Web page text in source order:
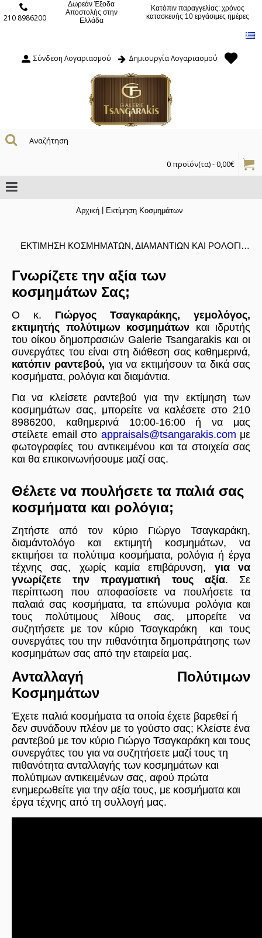
210 8986200
Δωρεάν Έξοδα
Αποστολής στην
Ελλάδα
Κατόπιν παραγγελίας: χρόνος
κατασκευής 10 εργάσιμες ημέρες
Σύνδεση Λογαριασμού Δημιουργία Λογαριασμού
0 προϊόν(τα) - 0,00€
Αρχική Εκτίμηση Κοσμημάτων
ΕΚΤΙΜΗΣΗ ΚΟΣΜΗΜΑΤΩΝ, ΔΙΑΜΑΝΤΙΩΝ ΚΑΙ ΡΟΛΟΓΙΩΝ
Γνωρίζετε την αξία των
κοσμημάτων Σας;
Ο κ. Γιώργος Τσαγκαράκης, γεμολόγος,
εκτιμητής πολύτιμων κοσμημάτων και ιδρυτής
του οίκου δημοπρασιών Galerie Tsangarakis και οι
συνεργάτες του είναι στη διάθεση σας καθημερινά,
κατόπιν ραντεβού, για να εκτιμήσουν τα δικά σας
κοσμήματα, ρολόγια και διαμάντια.
Για να κλείσετε ραντεβού για την εκτίμηση των
κοσμημάτων σας, μπορείτε να καλέσετε στο 210
8986200, καθημερινά 10:00-16:00 ή να μας
στείλετε email στο appraisals@tsangarakis.com με
φωτογραφίες του αντικειμένου και τα στοιχεία σας
και θα επικοινωνήσουμε μαζί σας.
Θέλετε να πουλήσετε τα παλιά σας
κοσμήματα και ρολόγια;
Ζητήστε από τον κύριο Γιώργο Τσαγκαράκη,
διαμάντολόγο και εκτιμητή κοσμημάτων, να
εκτιμήσει τα πολύτιμα κοσμήματα, ρολόγια ή έργα
τέχνης σας, χωρίς καμία επιβάρυνση, για να
γνωρίζετε την πραγματική τους αξία. Σε
περίπτωση που αποφασίσετε να πουλήσετε τα
παλαιά σας κοσμήματα, τα επώνυμα ρολόγια και
τους πολύτιμους λίθους σας, μπορείτε να
συζητήσετε με τον κύριο Τσαγκαράκη και τους
συνεργάτες του την πιθανότητα δημοπράτησης των
κοσμημάτων σας από την εταιρεία μας.
Ανταλλαγή Πολύτιμων
Κοσμημάτων
Έχετε παλιά κοσμήματα τα οποία έχετε βαρεθεί ή
δεν συνάδουν πλέον με το γούστο σας; Κλείστε ένα
ραντεβού με τον κύριο Γιώργο Τσαγκαράκη και τους
συνεργάτες του για να συζητήσετε μαζί τους τη
πιθανότητα ανταλλαγής των κοσμημάτων και
πολύτιμων αντικειμένων σας, αφού πρώτα
ενημερωθείτε για την αξία τους, με κοσμήματα και
έργα τέχνης από τη συλλογή μας.